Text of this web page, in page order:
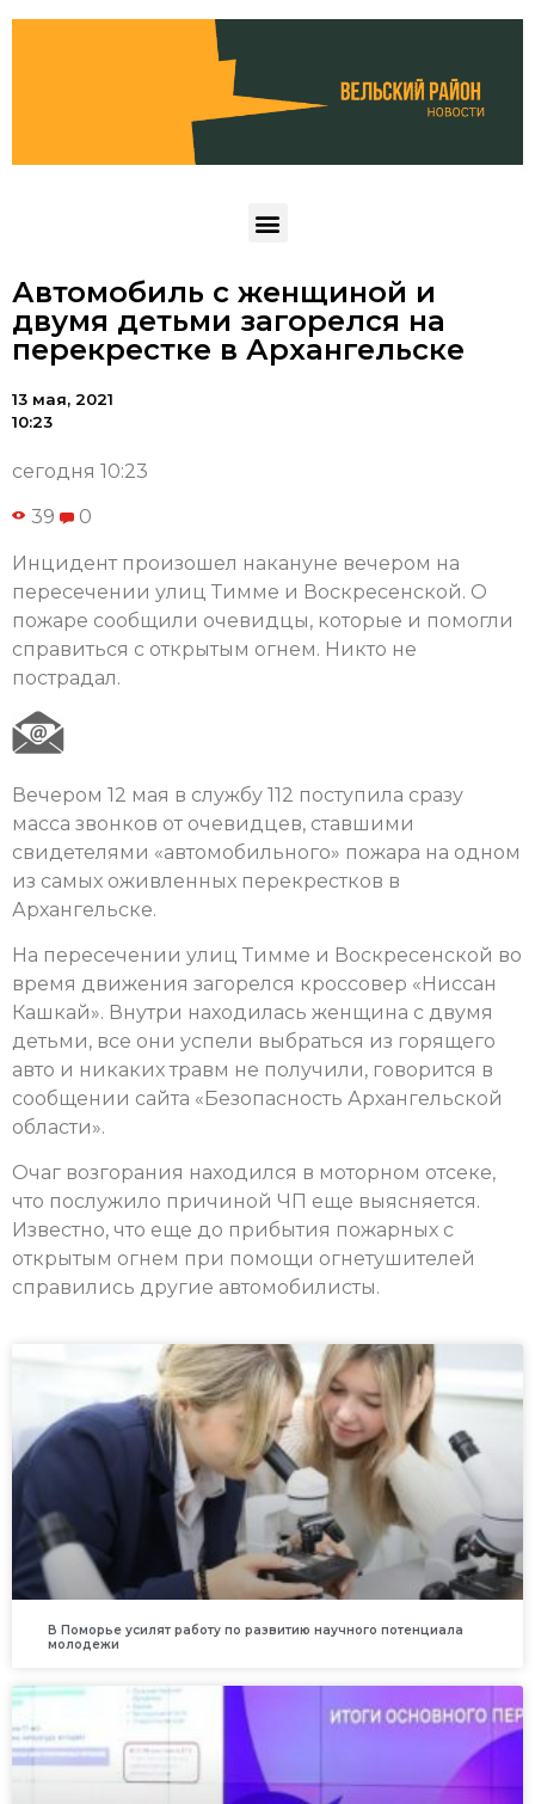
Автомобиль с женщиной и
двумя детьми загорелся на
перекрестке в Архангельске
13 мая, 2021
10:23
сегодня 10:23
39 0
Инцидент произошел накануне вечером на
пересечении улиц Тимме и Воскресенской. О
пожаре сообщили очевидцы, которые и помогли
справиться с открытым огнем. Никто не
пострадал.
Вечером 12 мая в службу 112 поступила сразу
масса звонков от очевидцев, ставшими
свидетелями «автомобильного» пожара на одном
из самых оживленных перекрестков в
Архангельске.
На пересечении улиц Тимме и Воскресенской во
время движения загорелся кроссовер «Ниссан
Кашкай». Внутри находилась женщина с двумя
детьми, все они успели выбраться из горящего
авто и никаких травм не получили, говорится в
сообщении сайта «Безопасность Архангельской
области».
Очаг возгорания находился в моторном отсеке,
что послужило причиной ЧП еще выясняется.
Известно, что еще до прибытия пожарных с
открытым огнем при помощи огнетушителей
справились другие автомобилисты.
В Поморье усилят работу по развитию научного потенциала
молодежи